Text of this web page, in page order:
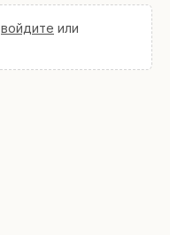
войдите или